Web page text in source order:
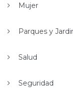
Mujer
Parques y
Salud
Seguridad